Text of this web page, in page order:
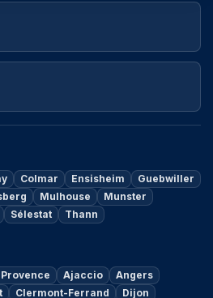
Colmar Ensisheim
Guebwiller
Mulhouse
Munster
Sélestat Thann
Ajaccio
Angers
Clermont-Ferrand Dijon